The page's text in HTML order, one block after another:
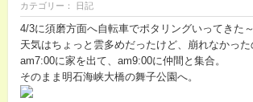
カテゴリー： 日記
4/3に須磨方面へ自転車でポタリングいってきた～
天気はちょっと雲多めだったけど、崩れなかった
am7:00に家を出て、am9:00に仲間と集合。
そのまま明石海峡大橋の舞子公園へ。